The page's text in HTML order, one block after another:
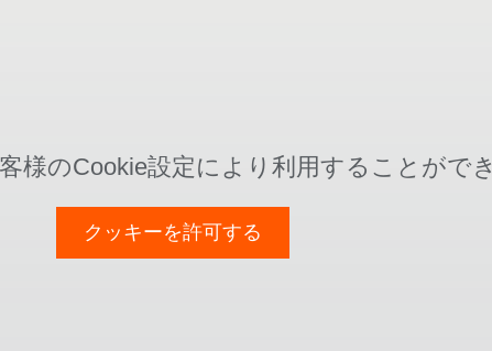
様のCookie設定により利用することがで
クッキーを許可する